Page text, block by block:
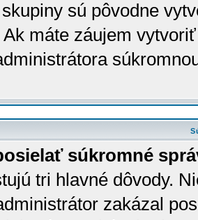
sú pôvodne
máte záujem
súkromné
tri hlavné dôvody.
zakázal